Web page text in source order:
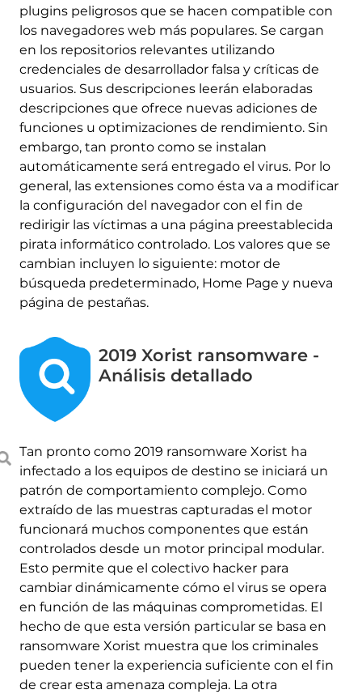
plugins peligrosos que se hacen compatible con
los navegadores web más populares. Se cargan
en los repositorios relevantes utilizando
credenciales de desarrollador falsa y críticas de
usuarios. Sus descripciones leerán elaboradas
descripciones que ofrece nuevas adiciones de
funciones u optimizaciones de rendimiento. Sin
embargo, tan pronto como se instalan
automáticamente será entregado el virus. Por lo
general, las extensiones como ésta va a modificar
la configuración del navegador con el fin de
redirigir las víctimas a una página preestablecida
pirata informático controlado. Los valores que se
cambian incluyen lo siguiente: motor de
búsqueda predeterminado, Home Page y nueva
página de pestañas.
2019 Xorist ransomware -
Análisis detallado
Tan pronto como 2019 ransomware Xorist ha
infectado a los equipos de destino se iniciará un
patrón de comportamiento complejo. Como
extraído de las muestras capturadas el motor
funcionará muchos componentes que están
controlados desde un motor principal modular.
Esto permite que el colectivo hacker para
cambiar dinámicamente cómo el virus se opera
en función de las máquinas comprometidas. El
hecho de que esta versión particular se basa en
ransomware Xorist muestra que los criminales
pueden tener la experiencia suficiente con el fin
de crear esta amenaza compleja. La otra